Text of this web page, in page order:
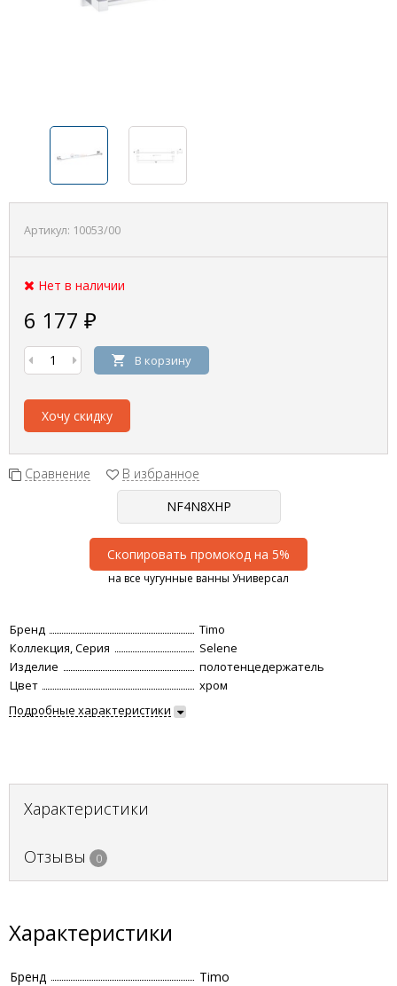
Артикул: 10053/00
Нет в наличии
6 177 ₽
В корзину
Хочу скидку
Сравнение В избранное
Скопировать промокод на 5%
на все чугунные ванны Универсал
Бренд
Timo
Коллекция, Серия
Selene
Изделие
полотенцедержатель
Цвет
хром
Подробные характеристики
Характеристики
Отзывы 0
Характеристики
Бренд
Timo